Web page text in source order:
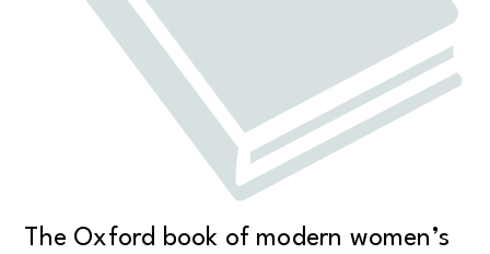
The Oxford book of modern women’s